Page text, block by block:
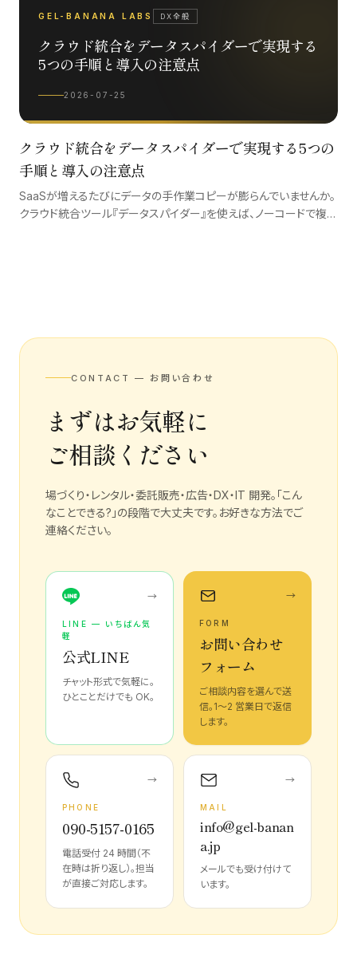
GEL-BANANA LABS DX全般
クラウド統合をデータスパイダーで実現する
5つの手順と導入の注意点
2026-07-25
クラウド統合をデータスパイダーで実現する5つの
手順と導入の注意点
SaaSが増えるたびにデータの手作業コピーが膨らんでいませんか。
クラウド統合ツール『データスパイダー』を使えば、ノーコードで複数
CONTACT — お問い合わせ
まずはお気軽に
ご相談ください
場づくり・レンタル・委託販売・広告・DX・IT 開発。「こん
なことできる?」の段階で大丈夫です。お好きな方法でご
連絡ください。
→
LINE — いちばん気
軽
公式LINE
チャット形式で気軽に。
ひとことだけでも OK。
→
FORM
お問い合わせ
フォーム
ご相談内容を選んで送
信。1〜2 営業日で返信
します。
→
PHONE
090-5157-0165
電話受付 24 時間（不
在時は折り返し）。担当
が直接ご対応します。
→
MAIL
info@gel-banan
a.jp
メールでも受け付けて
います。